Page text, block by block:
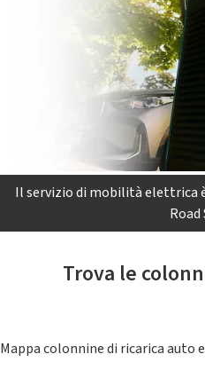
Il servizio di mobilità elettrica
Road
Trova le
Mappa colonnine di ricarica auto